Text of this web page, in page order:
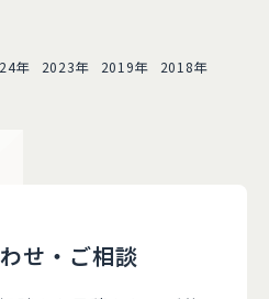
年 2023年 2019年
2018年
せ・ご相談